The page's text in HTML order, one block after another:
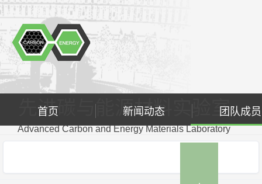
先进碳与能源材料实验室
Advanced Carbon and Energy Materials Laboratory
首页 新闻动态 团队成员